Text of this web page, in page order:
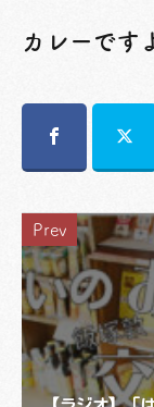
カレーです
Prev